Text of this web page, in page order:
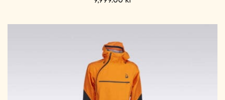
flere
varianter.
Alternativene
velges